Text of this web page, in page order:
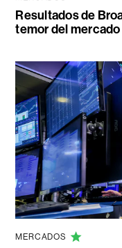
Resultados de
temor del
MERCADOS